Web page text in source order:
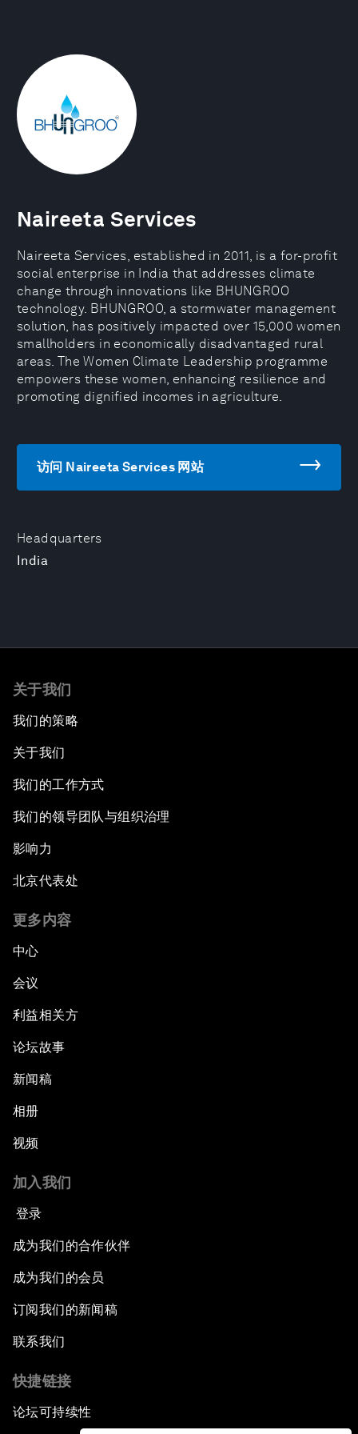
Headquarters
India
Naireeta Services
Naireeta Services, established in 2011, is a for-profit
social enterprise in India that addresses climate
change through innovations like BHUNGROO
technology. BHUNGROO, a stormwater management
solution, has positively impacted over 15,000 women
smallholders in economically disadvantaged rural
areas. The Women Climate Leadership programme
empowers these women, enhancing resilience and
promoting dignified incomes in agriculture.
访问 Naireeta Services 网站
关于我们
我们的策略
关于我们
我们的工作方式
我们的领导团队与组织治理
影响力
北京代表处
更多内容
中心
会议
利益相关方
论坛故事
新闻稿
相册
视频
加入我们
登录
成为我们的合作伙伴
成为我们的会员
订阅我们的新闻稿
联系我们
快捷链接
论坛可持续性